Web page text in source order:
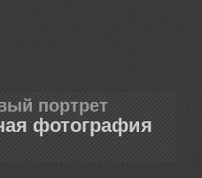
портрет
фотография